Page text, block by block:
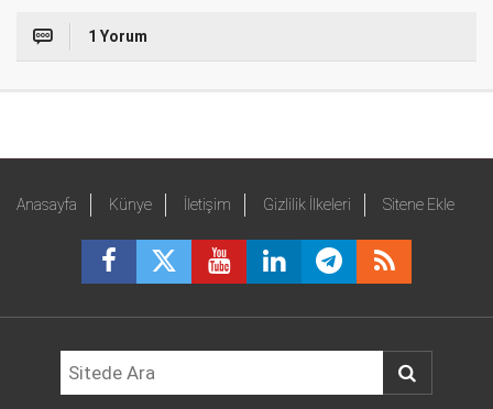
1 Yorum
Anasayfa Künye İletişim Gizlilik İlkeleri Sitene Ekle